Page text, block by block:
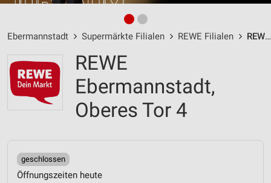
Ebermannstadt Supermärkte Filialen REWE Filialen REWE Ebermannstadt / Oberes Tor 4 - Öffnungszeiten & Adresse
REWE
Ebermannstadt,
Oberes Tor 4
geschlossen
Öffnungszeiten heute